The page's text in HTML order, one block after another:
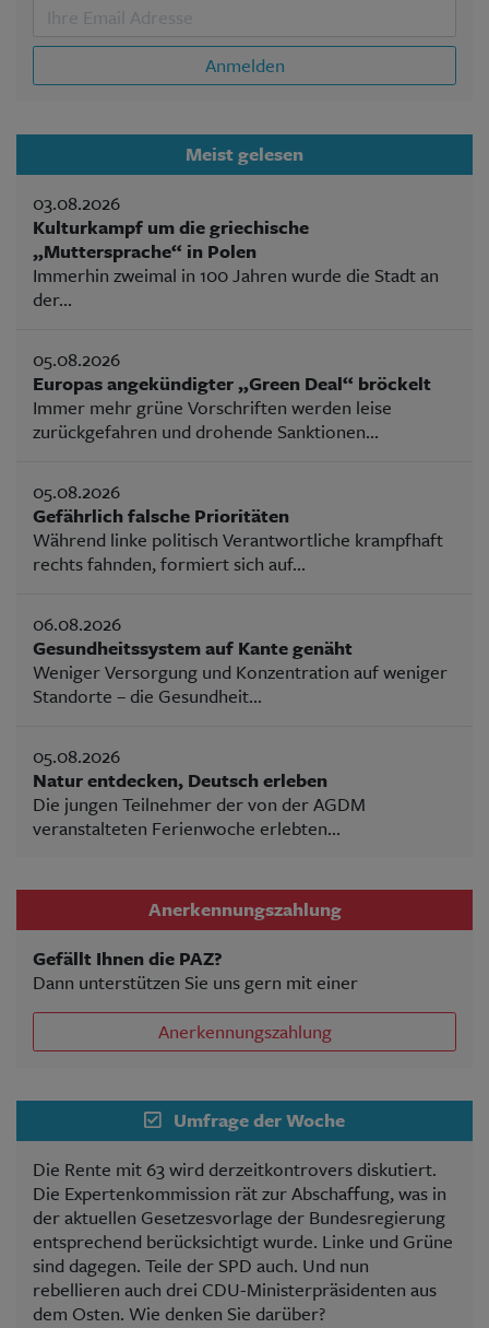
Anmelden
Meist gelesen
03.08.2026
Kulturkampf um die griechische
„Muttersprache“ in Polen
Immerhin zweimal in 100 Jahren wurde die Stadt an
der...
05.08.2026
Europas angekündigter „Green Deal“ bröckelt
Immer mehr grüne Vorschriften werden leise
zurückgefahren und drohende Sanktionen...
05.08.2026
Gefährlich falsche Prioritäten
Während linke politisch Verantwortliche krampfhaft
rechts fahnden, formiert sich auf...
06.08.2026
Gesundheitssystem auf Kante genäht
Weniger Versorgung und Konzentration auf weniger
Standorte – die Gesundheit...
05.08.2026
Natur entdecken, Deutsch erleben
Die jungen Teilnehmer der von der AGDM
veranstalteten Ferienwoche erlebten...
Anerkennungszahlung
Gefällt Ihnen die PAZ?
Dann unterstützen Sie uns gern mit einer
Anerkennungszahlung
Umfrage der Woche
Die Rente mit 63 wird derzeitkontrovers diskutiert.
Die Expertenkommission rät zur Abschaffung, was in
der aktuellen Gesetzesvorlage der Bundesregierung
entsprechend berücksichtigt wurde. Linke und Grüne
sind dagegen. Teile der SPD auch. Und nun
rebellieren auch drei CDU-Ministerpräsidenten aus
dem Osten. Wie denken Sie darüber?